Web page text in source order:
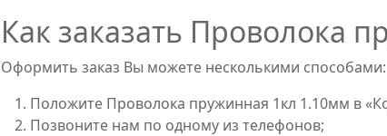
Как заказать Проволока
Оформить заказ Вы можете несколькими способами:
Положите Проволока пружинная 1кл 1.10мм в
Позвоните нам по одному из телефонов;